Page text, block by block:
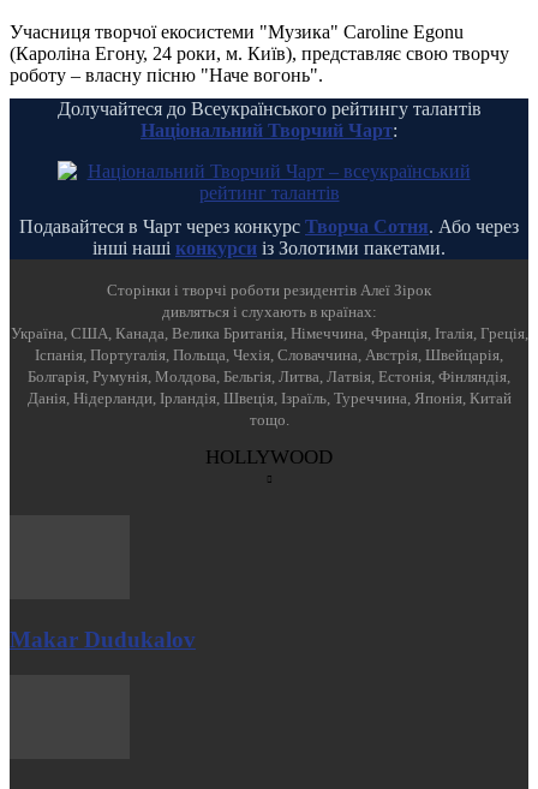
Учасниця творчої екосистеми "Музика" Caroline Egonu
(Кароліна Егону, 24 роки, м. Київ), представляє свою творчу
роботу – власну пісню "Наче вогонь".
Долучайтеся до Всеукраїнського рейтингу талантів
Національний Творчий Чарт:
Подавайтеся в Чарт через конкурс Творча Сотня. Або через
інші наші конкурси із Золотими пакетами.
Cторінки і творчі роботи резидентів Алеї Зірок
дивляться і слухають в країнах:
Україна, США, Канада, Велика Британія, Німеччина, Франція, Італія, Греція,
Іспанія, Португалія, Польща, Чехія, Словаччина, Австрія, Швейцарія,
Болгарія, Румунія, Молдова, Бельгія, Литва, Латвія, Естонія, Фінляндія,
Данія, Нідерланди, Ірландія, Швеція, Ізраїль, Туреччина, Японія, Китай
тощо.
HOLLYWOOD
Makar Dudukalov